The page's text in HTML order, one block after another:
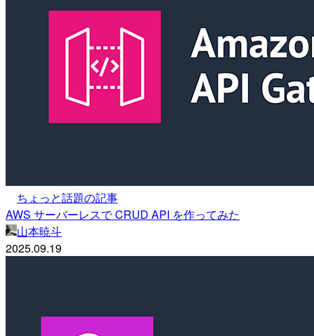
ちょっと話題の記事
AWS サーバーレスで CRUD API を作ってみた
山本暁斗
2025.09.19